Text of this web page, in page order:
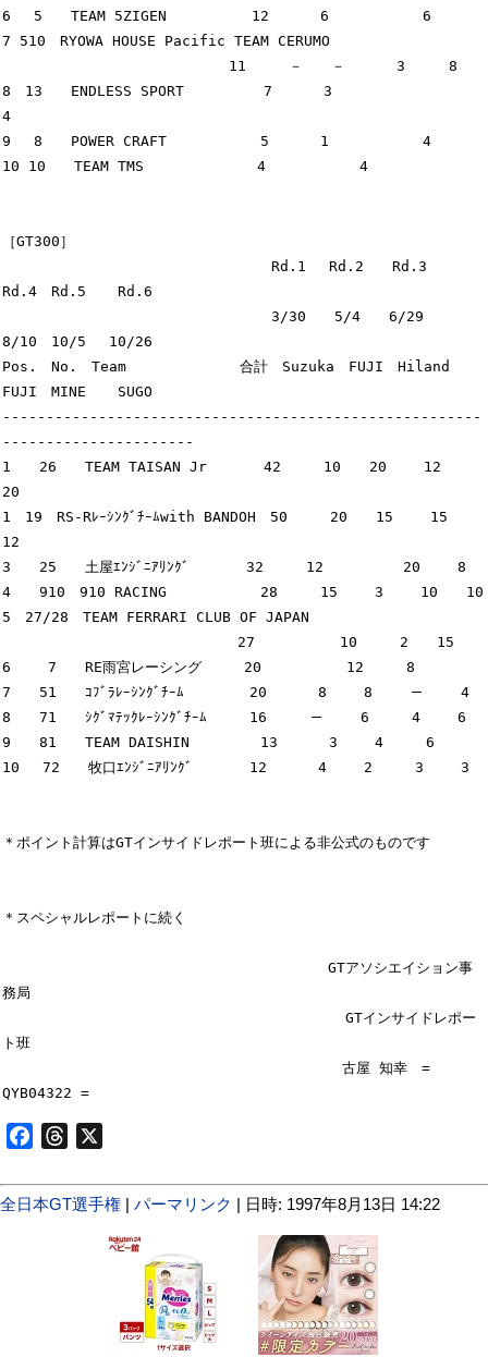
6　 5　　TEAM 5ZIGEN　　　　　　12　　　 6　　　　　　 6
7 510　RYOWA HOUSE Pacific TEAM CERUMO
11　　　－　　－　　　 3     8
8　13　　ENDLESS SPORT　　　　　 7　　　 3
4
9　 8　　POWER CRAFT　　　　　　 5　　　 1　　 　　　　4
10 10　　TEAM TMS　　　　　　　　4　　　　　　 4
［GT300］
Rd.1　 Rd.2　　Rd.3
Rd.4　Rd.5　  Rd.6
3/30　　5/4　　6/29
8/10　10/5　 10/26
Pos.　No.　Team　　　　　　　　合計　Suzuka　FUJI　Hiland
FUJI　MINE　  SUGO
-------------------------------------------------------
----------------------
1　　26　　TEAM TAISAN Jr　　　　42　　　10　　20　　 12
20
1　19　RS-Rﾚｰｼﾝｸﾞﾁｰﾑwith BANDOH　50　　　20　　15　　 15
12
3　　25　　土屋ｴﾝｼﾞﾆｱﾘﾝｸﾞ　　　　32　　　12　　　　　 20　　 8
4　　910　910 RACING　　　　　　 28　　　15　　 3　　 10　　10
5　27/28　TEAM FERRARI CLUB OF JAPAN
27　　　　　　10　　　2　　15
6　　 7　　RE雨宮レーシング　　　20　　　　　　12　　　8
7　　51　　ｺﾌﾞﾗﾚｰｼﾝｸﾞﾁｰﾑ　　　　 20　　　 8　　 8　　 －　　 4
8　　71　　ｼｸﾞﾏﾃｯｸﾚｰｼﾝｸﾞﾁｰﾑ　　　16　　　－　　 6　　　4　　 6
9　　81　　TEAM DAISHIN　　　　　13　　　 3　　 4　　　6
10　 72　　牧口ｴﾝｼﾞﾆｱﾘﾝｸﾞ　　　　12　　　 4　　 2　　　3　　 3
＊ポイント計算はGTインサイドレポート班による非公式のものです
＊スペシャルレポートに続く
GTアソシエイション事
務局
GTインサイドレポー
ト班
古屋 知幸　=
FacebookThreads
全日本GT選手権 | パーマリンク | 日時: 1997年8月13日 14:22